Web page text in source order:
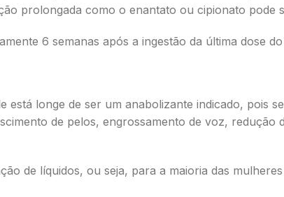
prolongada como o enantato ou cipionato pode
6 semanas após a ingestão da última dose
longe de ser um anabolizante indicado, pois
de pelos, engrossamento de voz, redução
de líquidos, ou seja, para a maioria das